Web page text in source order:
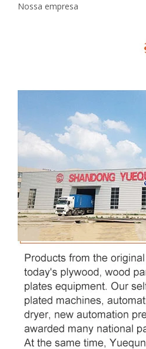
Nossa empresa